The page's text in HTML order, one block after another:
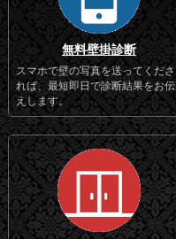
無料壁掛診断
スマホで壁の写真を送ってくださ
れば、最短即日で診断結果をお伝
えします。